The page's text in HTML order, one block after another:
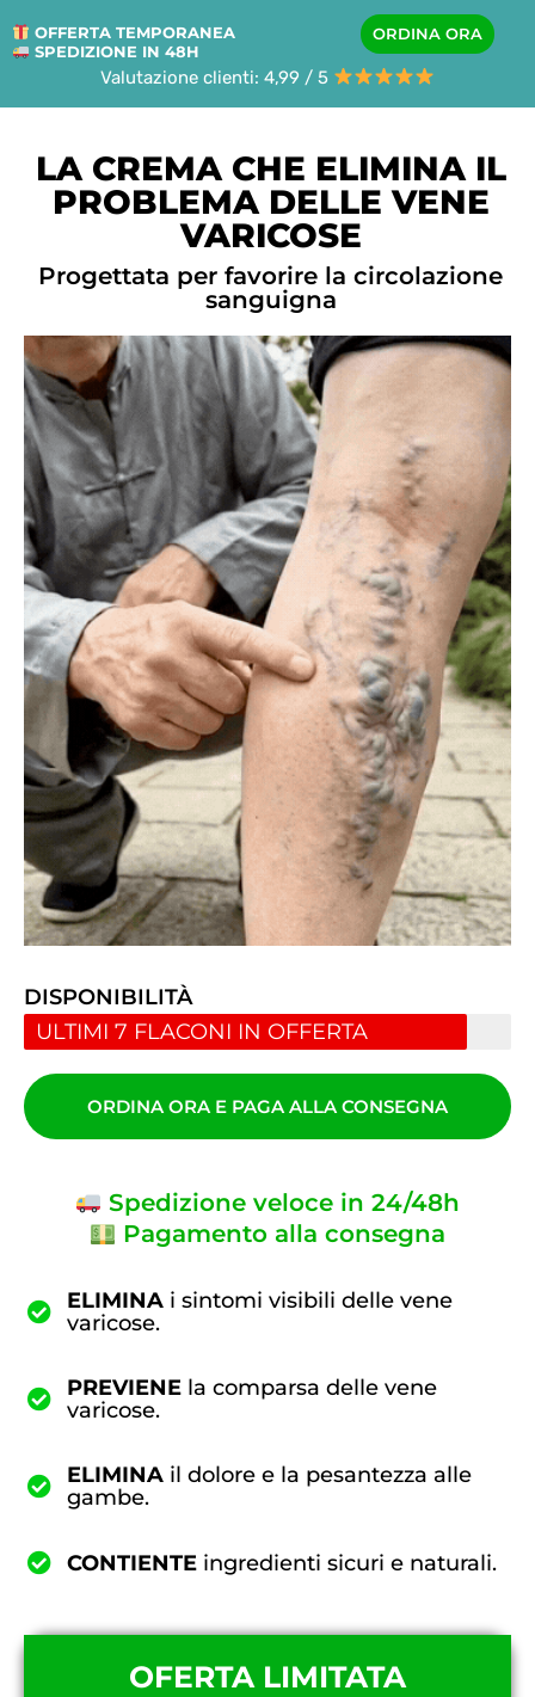
OFFERTA TEMPORANEA
SPEDIZIONE IN 48H
ORDINA ORA
Valutazione clienti: 4,99 / 5
LA CREMA CHE ELIMINA IL
PROBLEMA DELLE VENE
VARICOSE
Progettata per favorire la circolazione
sanguigna
DISPONIBILITÀ
ULTIMI 7 FLACONI IN OFFERTA
ORDINA ORA E PAGA ALLA CONSEGNA
Spedizione veloce in 24/48h
Pagamento alla consegna
ELIMINA i sintomi visibili delle vene
varicose.
PREVIENE la comparsa delle vene
varicose.
ELIMINA il dolore e la pesantezza alle
gambe.
CONTIENTE ingredienti sicuri e naturali.
OFERTA LIMITATA